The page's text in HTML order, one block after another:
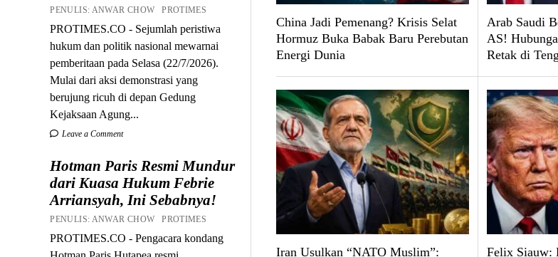
PENULIS: ANWAR CHOW PROTIMES
PROTIMES.CO - Sejumlah peristiwa
hukum dan politik nasional mewarnai
pemberitaan pada Selasa (22/7/2026).
Mulai dari aksi demonstrasi yang
berujung ricuh di depan Gedung
Kejaksaan Agung...
Leave a Comment
Hotman Paris Resmi Mundur
dari Kuasa Hukum Febrie
Arriansyah, Ini Sebabnya!
PENULIS: ANWAR CHOW PROTIMES
PROTIMES.CO - Pengacara kondang
China Jadi Pemenang? Krisis Selat
Hormuz Buka Babak Baru Perebutan
Energi Dunia
Arab Saudi
AS!
Retak di
Iran Usulkan “NATO Muslim”:
Felix Siauw: